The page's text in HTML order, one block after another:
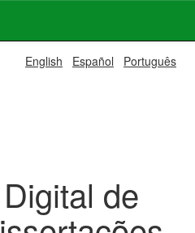
English Español Português
de